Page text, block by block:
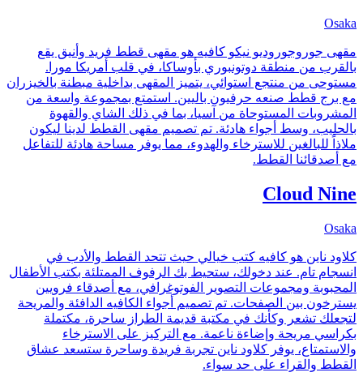
Osaka
مقهى جوروجوروديو نيكو كافيه هو مقهى قطط فريد وأنيق يقع
بالقرب من منطقة دوتونبوري بأوساكا، في قلب أمريكا مورا.
مستوحى من منتجع استوائي، يتميز المقهى بداخلية مبطنة بالخيزران
مع برج قطط صنعه حرفيون باليين. استمتع بمجموعة واسعة من
المشروبات المستوحاة من آسيا، بما في ذلك الشاي والقهوة
بالحليب، وسط أجواء هادئة. تم تصميم مقهى القطط لدينا ليكون
ملاذاً للبالغين للاسترخاء والهدوء، مما يوفر مساحة هادئة للتفاعل
مع أصدقائنا القطط.
Cloud Nine
Osaka
كلاود ناين هو كافيه كتب خيالي حيث تتحد القطط والأدب في
انسجام تام. عند دخولك، ستحيط بك الرفوف الممتلئة بكتب الأطفال
المحبوبة ومجموعات التصوير الفوتوغرافي، مع أصدقاء فرويين
يسترخون بين الصفحات. تم تصميم أجواء الكافيه الدافئة والمريحة
لتجعلك تشعر وكأنك في مكتبة قديمة الطراز ساحرة، مكتملة
بكراسي مريحة وإضاءة ناعمة. مع التركيز على الاسترخاء
والاستمتاع، يوفر كلاود ناين تجربة فريدة وساحرة ستسعد عشاق
القطط والقراء على حد سواء.